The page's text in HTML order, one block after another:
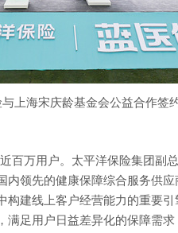
上海宋庆龄基金会公益合作签
百万用户。太平洋保险集团副
领先的健康保障综合服务供
构建线上客户经营能力的重要
满足用户日益差异化的保障需